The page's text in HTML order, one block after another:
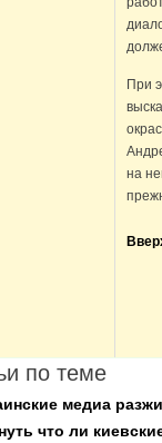
При
на
по теме
медиа
что ли